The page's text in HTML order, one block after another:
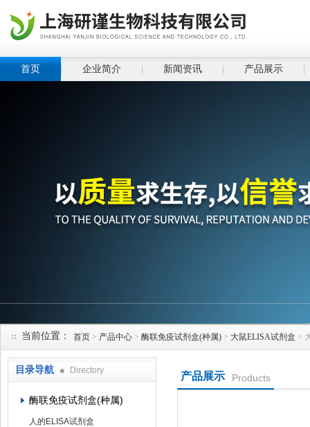
首页 企业简介 新闻资讯 产品展示
当前位置： 首页 > 产品中心 > 酶联免疫试剂盒(种属) > 大鼠ELISA试剂盒 >
目录导航 Directory
酶联免疫试剂盒(种属)
人的ELISA试剂盒
产品展示 Products